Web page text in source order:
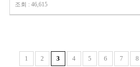
조회 : 46,615
1 2 3 4 5 6 7 8